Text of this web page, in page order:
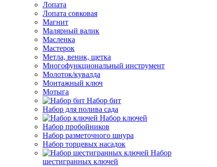
Лопата
Лопата совковая
Магнит
Малярный валик
Масленка
Мастерок
Метла, веник, щетка
Многофункциональный инструмент
Молоток/кувалда
Монтажный ключ
Мотыга
Набор бит
Набор для полива сада
Набор ключей
Набор пробойников
Набор разметочного шнура
Набор торцевых насадок
Набор
шестигранных ключей